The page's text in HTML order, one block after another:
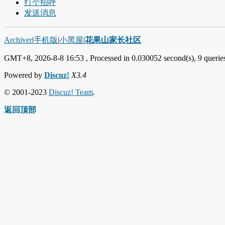
打个招呼
发送消息
Archiver|手机版|小黑屋|花果山家长社区
GMT+8, 2026-8-8 16:53 , Processed in 0.030052 second(s), 9
Powered by Discuz! X3.4
© 2001-2023 Discuz! Team.
返回顶部